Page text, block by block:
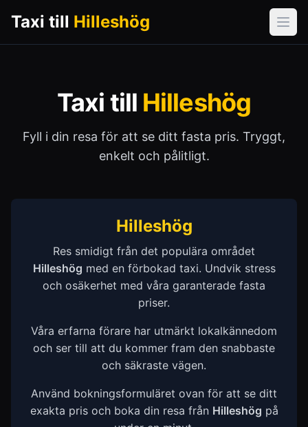
Taxi till Hilleshög
Taxi till Hilleshög
Fyll i din resa för att se ditt fasta pris. Tryggt,
enkelt och pålitligt.
Hilleshög
Res smidigt från det populära området
Hilleshög med en förbokad taxi. Undvik stress
och osäkerhet med våra garanterade fasta
priser.
Våra erfarna förare har utmärkt lokalkännedom
och ser till att du kommer fram den snabbaste
och säkraste vägen.
Använd bokningsformuläret ovan för att se ditt
exakta pris och boka din resa från Hilleshög på